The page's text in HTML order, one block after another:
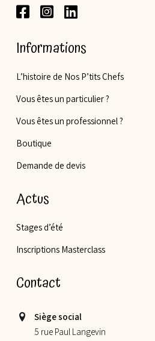
Informations
L’histoire de Nos P’tits Chefs
Vous êtes un particulier ?
Vous êtes un professionnel ?
Boutique
Demande de devis
Actus
Stages d’été
Inscriptions Masterclass
Contact
Siège social
5 rue Paul Langevin